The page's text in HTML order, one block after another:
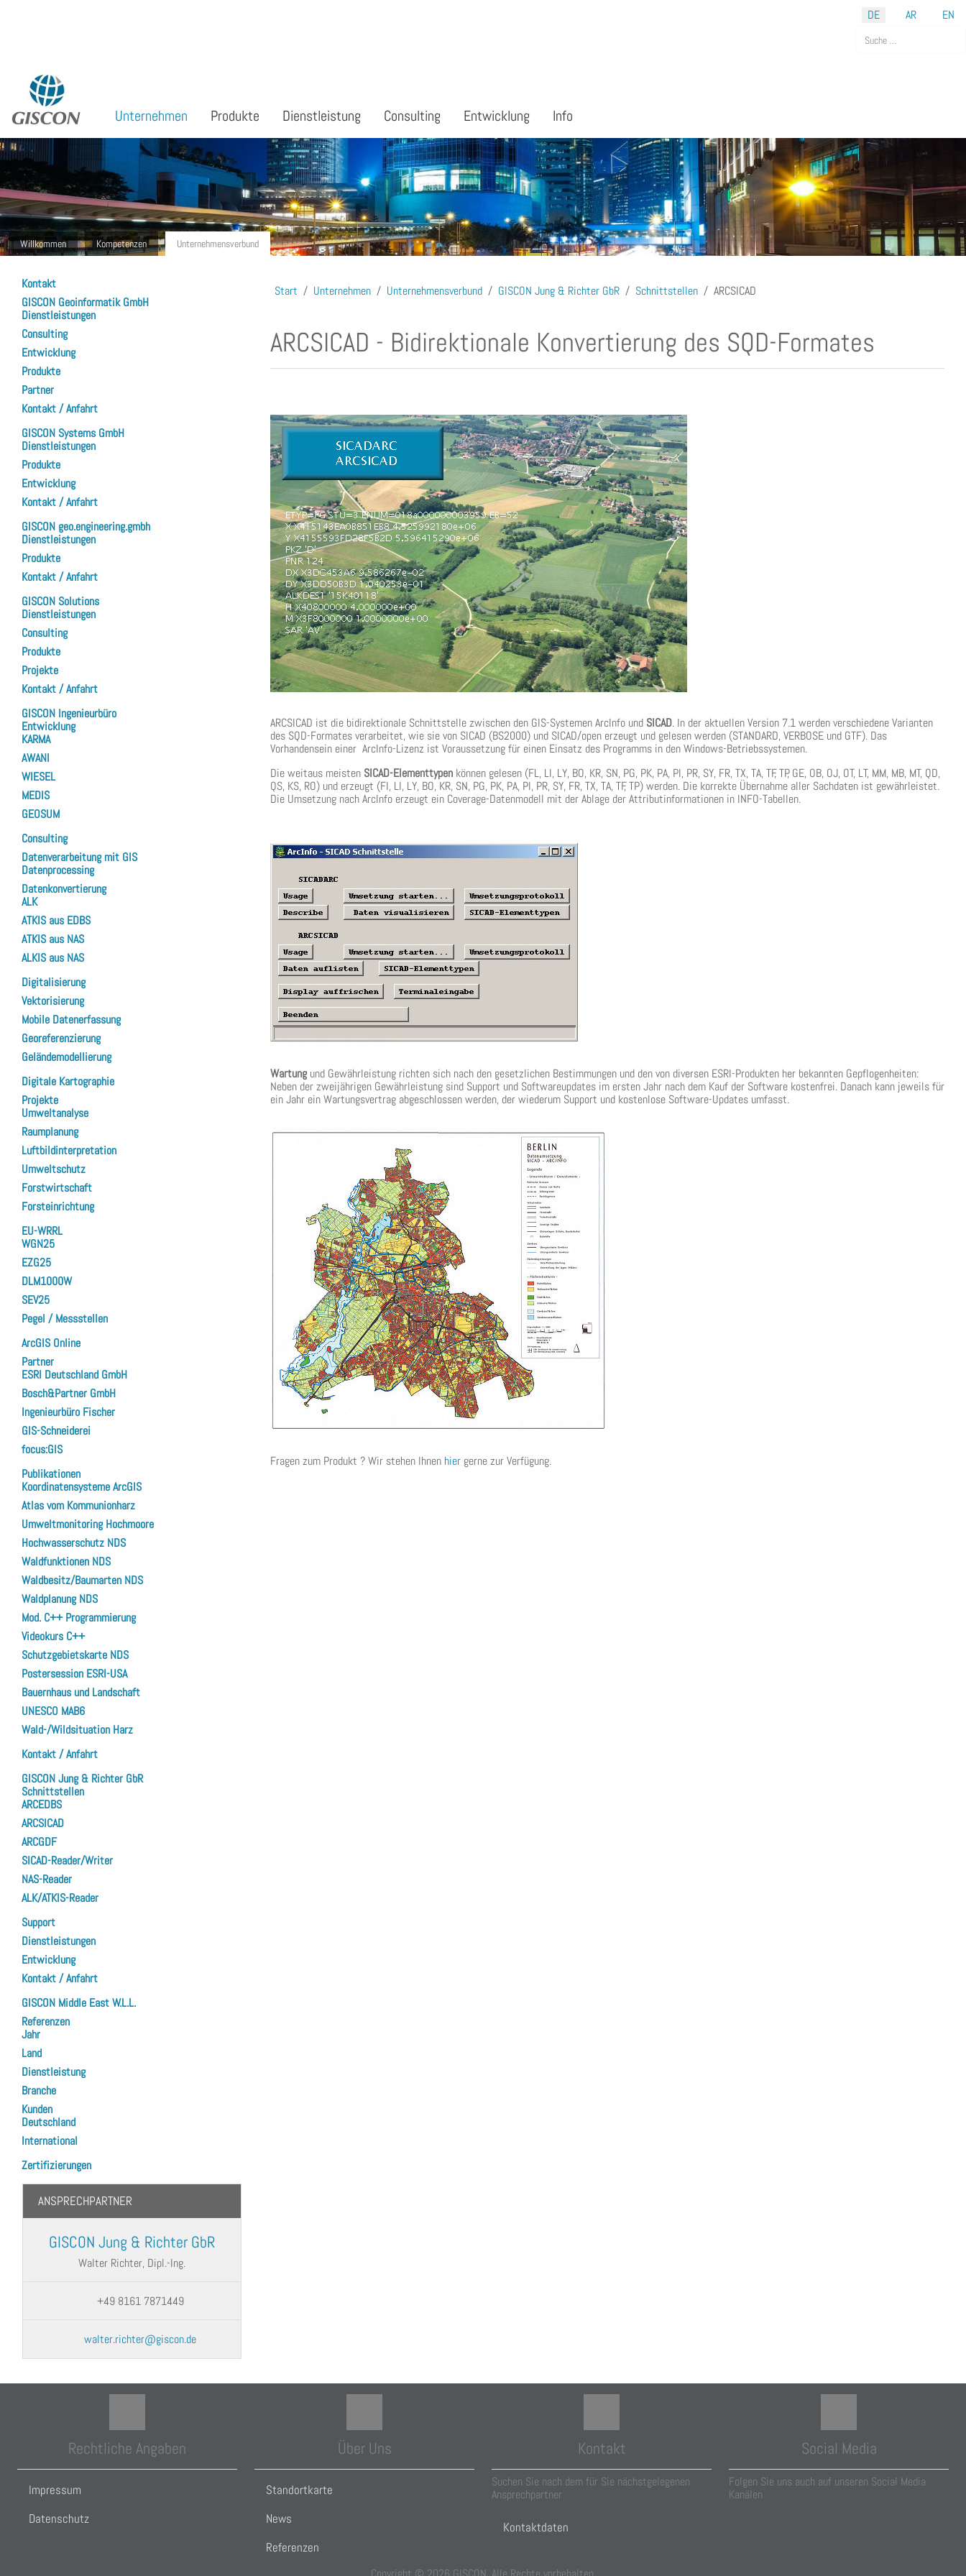
DE AR
EN
Unternehmen Produkte Dienstleistung Consulting Entwicklung Info
Willkommen Kompetenzen Unternehmensverbund
Kontakt
GISCON Geoinformatik GmbH
Dienstleistungen
Consulting
Entwicklung
Produkte
Partner
Kontakt / Anfahrt
GISCON Systems GmbH
Dienstleistungen
Produkte
Entwicklung
Kontakt / Anfahrt
GISCON geo.engineering.gmbh
Dienstleistungen
Produkte
Kontakt / Anfahrt
GISCON Solutions
Dienstleistungen
Consulting
Produkte
Projekte
Kontakt / Anfahrt
GISCON Ingenieurbüro
Entwicklung
KARMA
AWANI
WIESEL
MEDIS
GEOSUM
Consulting
Datenverarbeitung mit GIS
Datenprocessing
Datenkonvertierung
ALK
ATKIS aus EDBS
ATKIS aus NAS
ALKIS aus NAS
Digitalisierung
Vektorisierung
Mobile Datenerfassung
Georeferenzierung
Geländemodellierung
Digitale Kartographie
Projekte
Umweltanalyse
Raumplanung
Luftbildinterpretation
Umweltschutz
Forstwirtschaft
Forsteinrichtung
EU-WRRL
WGN25
EZG25
DLM1000W
SEV25
Pegel / Messstellen
ArcGIS Online
Partner
ESRI Deutschland GmbH
Bosch&Partner GmbH
Ingenieurbüro Fischer
GIS-Schneiderei
focus:GIS
Publikationen
Koordinatensysteme ArcGIS
Atlas vom Kommunionharz
Umweltmonitoring Hochmoore
Hochwasserschutz NDS
Waldfunktionen NDS
Waldbesitz/Baumarten NDS
Waldplanung NDS
Mod. C++ Programmierung
Videokurs C++
Schutzgebietskarte NDS
Postersession ESRI-USA
Bauernhaus und Landschaft
UNESCO MAB6
Wald-/Wildsituation Harz
Kontakt / Anfahrt
GISCON Jung & Richter GbR
Schnittstellen
ARCEDBS
ARCSICAD
ARCGDF
SICAD-Reader/Writer
NAS-Reader
ALK/ATKIS-Reader
Support
Dienstleistungen
Entwicklung
Kontakt / Anfahrt
GISCON Middle East W.L.L.
Referenzen
Jahr
Land
Dienstleistung
Branche
Kunden
Deutschland
International
Zertifizierungen
ANSPRECHPARTNER
GISCON Jung & Richter GbR
Walter Richter, Dipl.-Ing.
+49 8161 7871449
walter.richter@giscon.de
Start Unternehmen Unternehmensverbund GISCON Jung & Richter GbR Schnittstellen ARCSICAD
ARCSICAD - Bidirektionale Konvertierung des SQD-Formates
ARCSICAD ist die bidirektionale Schnittstelle zwischen den GIS-Systemen ArcInfo und SICAD. In der aktuellen Version 7.1 werden verschiedene Varianten
des SQD-Formates verarbeitet, wie sie von SICAD (BS2000) und SICAD/open erzeugt und gelesen werden (STANDARD, VERBOSE und GTF). Das
Vorhandensein einer ArcInfo-Lizenz ist Voraussetzung für einen Einsatz des Programms in den Windows-Betriebssystemen.
Die weitaus meisten SICAD-Elementtypen können gelesen (FL, LI, LY, BO, KR, SN, PG, PK, PA, PI, PR, SY, FR, TX, TA, TF, TP, GE, OB, OJ, OT, LT, MM, MB, MT, QD,
QS, KS, RO) und erzeugt (FI, LI, LY, BO, KR, SN, PG, PK, PA, PI, PR, SY, FR, TX, TA, TF, TP) werden. Die korrekte Übernahme aller Sachdaten ist gewährleistet.
Die Umsetzung nach ArcInfo erzeugt ein Coverage-Datenmodell mit der Ablage der Attributinformationen in INFO-Tabellen.
Wartung und Gewährleistung richten sich nach den gesetzlichen Bestimmungen und den von diversen ESRI-Produkten her bekannten Gepflogenheiten:
Neben der zweijährigen Gewährleistung sind Support und Softwareupdates im ersten Jahr nach dem Kauf der Software kostenfrei. Danach kann jeweils für
ein Jahr ein Wartungsvertrag abgeschlossen werden, der wiederum Support und kostenlose Software-Updates umfasst.
Fragen zum Produkt ? Wir stehen Ihnen hier gerne zur Verfügung.
Rechtliche Angaben
Impressum
Datenschutz
Über Uns
Standortkarte
News
Referenzen
Kontakt
Suchen Sie nach dem für Sie nächstgelegenen
Ansprechpartner
Kontaktdaten
Social Media
Folgen Sie uns auch auf unseren Social Media
Kanälen